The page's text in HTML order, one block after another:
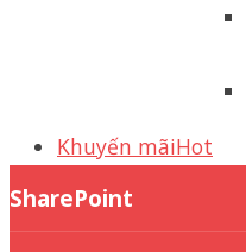
Khuyến mãiHot
SharePoint